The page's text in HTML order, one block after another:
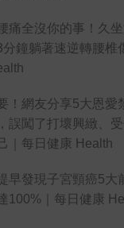
痛全沒你的事！久
分鐘躺著速逆轉腰椎
！網友分享5大恩愛
誤闖了打壞興緻、
｜每日健康 Health
早發現子宮頸癌5大
100%｜每日健康